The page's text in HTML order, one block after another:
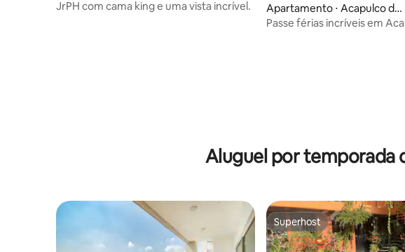
uárez
JrPH com cama king e uma vista incrível.
Apartamento ⋅ Acapulco de
Juárez
Passe férias incríveis em
Aluguel por temporada
Superhost
Superhost